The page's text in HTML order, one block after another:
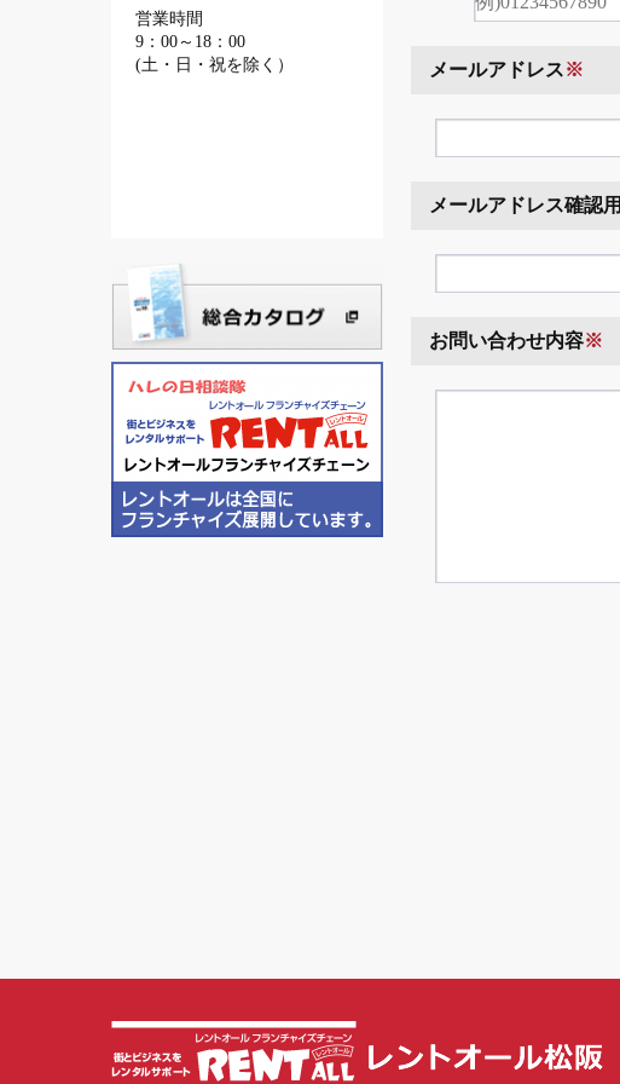
メールアドレス※
メールアドレス確認用
お問い合わせ内容※
営業時間
9：00～18：00
(土・日・祝を除く）